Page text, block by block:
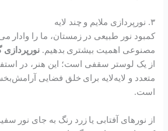
۳. نورپردازی ملایم و چند لایه
کمبود نور طبیعی در زمستان، ما را وادار
مصنوعی اهمیت بیشتری بدهیم.
از یک لوستر سقفی است؛ این هنر، در
متعدد و لایه‌لایه برای خلق فضایی
است.
از نورهای آفتابی یا زرد رنگ به جای نور